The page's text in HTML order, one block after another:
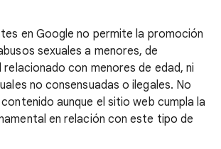
en Google no permite la promoción
sexuales a menores, de
con menores de edad, ni
no consensuadas o ilegales. No
aunque el sitio web cumpla la
en relación con este tipo de